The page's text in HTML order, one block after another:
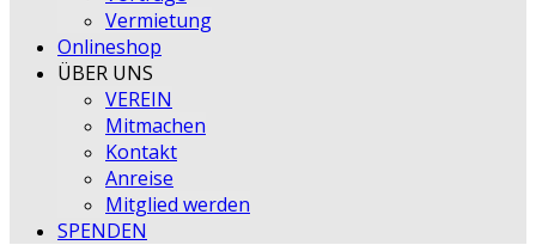
Vermietung
Onlineshop
ÜBER UNS
VEREIN
Mitmachen
Kontakt
Anreise
Mitglied werden
SPENDEN